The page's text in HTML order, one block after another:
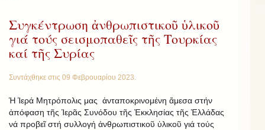
Συγκέντρωση ἀνθρωπιστικοῦ ὑλικοῦ
γιά τούς σεισμοπαθεῖς τῆς Τουρκίας
καί τῆς Συρίας
Συντάχθηκε στις 09 Φεβρουαρίου 2023.
Ἡ Ἱερά Μητρόπολις μας ἀνταποκρινομένη ἄμεσα στήν
ἀπόφαση τῆς Ἱερᾶς Συνόδου τῆς Ἐκκλησίας τῆς Ἑλλάδας
νά προβεῖ στή συλλογή ἀνθρωπιστικοῦ ὑλικοῦ γιά τούς